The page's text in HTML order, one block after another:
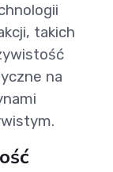
takich
na